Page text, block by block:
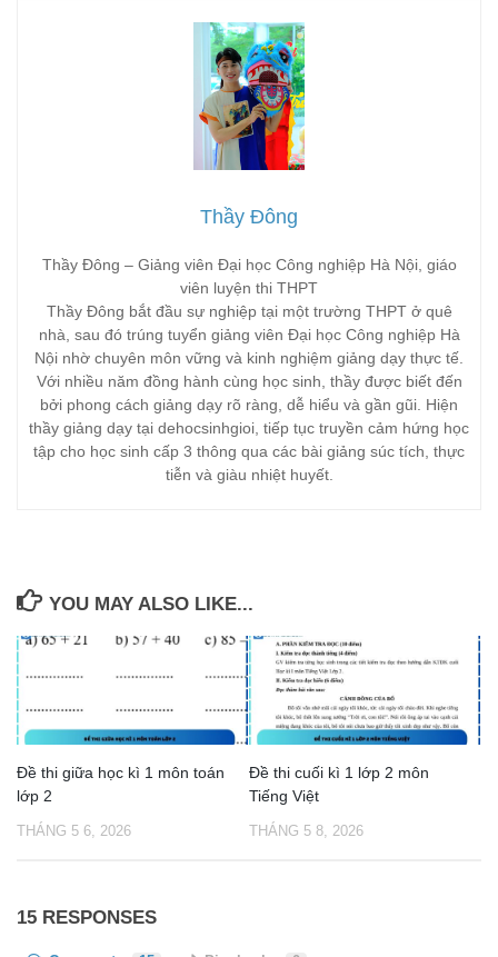
Thầy Đông
Thầy Đông – Giảng viên Đại học Công nghiệp Hà Nội, giáo
viên luyện thi THPT
Thầy Đông bắt đầu sự nghiệp tại một trường THPT ở quê
nhà, sau đó trúng tuyển giảng viên Đại học Công nghiệp Hà
Nội nhờ chuyên môn vững và kinh nghiệm giảng dạy thực tế.
Với nhiều năm đồng hành cùng học sinh, thầy được biết đến
bởi phong cách giảng dạy rõ ràng, dễ hiểu và gần gũi. Hiện
thầy giảng dạy tại dehocsinhgioi, tiếp tục truyền cảm hứng học
tập cho học sinh cấp 3 thông qua các bài giảng súc tích, thực
tiễn và giàu nhiệt huyết.
YOU MAY ALSO LIKE...
Đề thi giữa học kì 1 môn toán
lớp 2
THÁNG 5 6, 2026
Đề thi cuối kì 1 lớp 2 môn
Tiếng Việt
THÁNG 5 8, 2026
15 RESPONSES